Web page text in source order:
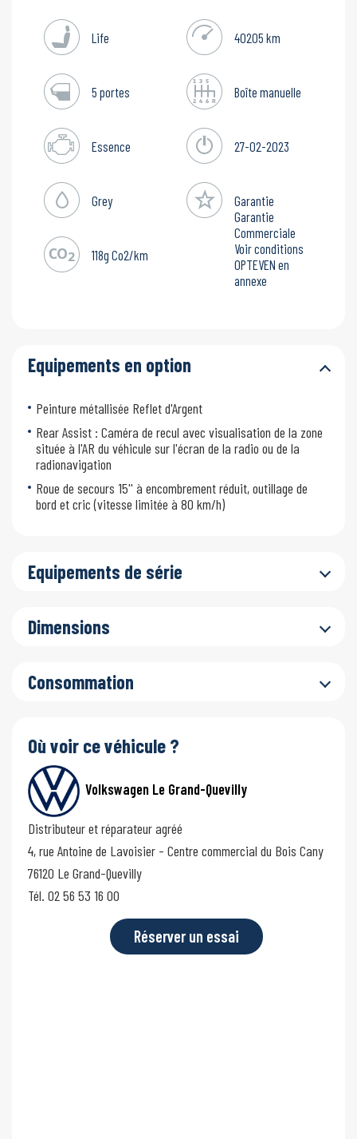
Life 40205 km
5 portes Boîte manuelle
Essence 27-02-2023
Grey
Garantie
Garantie
Commerciale
Voir conditions
OPTEVEN en
annexe
118g Co2/km
Equipements en option
Peinture métallisée Reflet d'Argent
Rear Assist : Caméra de recul avec visualisation de la zone
située à l'AR du véhicule sur l'écran de la radio ou de la
radionavigation
Roue de secours 15'' à encombrement réduit, outillage de
bord et cric (vitesse limitée à 80 km/h)
Equipements de série
Dimensions
Consommation
Où voir ce véhicule ?
Volkswagen Le Grand-Quevilly
Distributeur et réparateur agréé
4, rue Antoine de Lavoisier - Centre commercial du Bois Cany
76120 Le Grand-Quevilly
Tél. 02 56 53 16 00
Réserver un essai